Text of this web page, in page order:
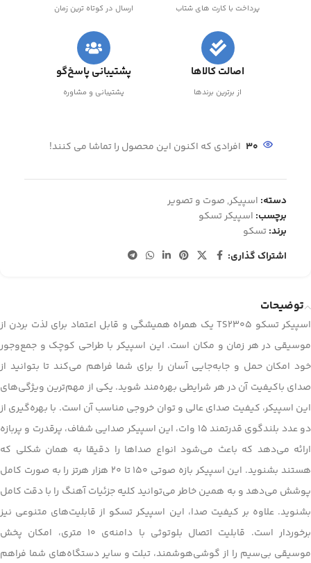
پرداخت با کارت های شتاب ارسال در کوتاه ترین زمان
اصالت کالاها
از برترین برندها
پشتیبانی پاسخ‌گو
پشتیبانی و مشاوره
30 افرادی که اکنون این محصول را تماشا می کنند!
دسته: اسپیکر, صوت و تصویر
برچسب: اسپیکر تسکو
برند:تسکو
اشتراک گذاری:
توضیحات
اسپیکر تسکو TS2305 یک همراه همیشگی و قابل اعتماد برای لذت بردن از
موسیقی در هر زمان و مکان است. این اسپیکر با طراحی کوچک و جمع‌وجور
خود امکان حمل و جابه‌جایی آسان را برای شما فراهم می‌کند تا بتوانید از
صدای باکیفیت آن در هر شرایطی بهره‌مند شوید. یکی از مهم‌ترین ویژگی‌های
این اسپیکر، کیفیت صدای عالی و توان خروجی مناسب آن است. با بهره‌گیری از
دو عدد بلندگوی قدرتمند 15 وات، این اسپیکر صدایی شفاف، پرقدرت و پربازه
ارائه می‌دهد که باعث می‌شود انواع صداها را دقیقا به همان شکلی که
هستند بشنوید. این اسپیکر بازه صوتی 150 تا 20 هزار هرتز را به صورت کامل
پوشش می‌دهد و به همین خاطر می‌توانید کلیه جزئیات آهنگ را با دقت کامل
بشنوید. علاوه بر کیفیت صدا، این اسپیکر تسکو از قابلیت‌های متنوعی نیز
برخوردار است. قابلیت اتصال بلوتوثی با دامنه‌ی 10 متری، امکان پخش
موسیقی بی‌سیم را از گوشی‌هوشمند، تبلت و سایر دستگاه‌های شما فراهم